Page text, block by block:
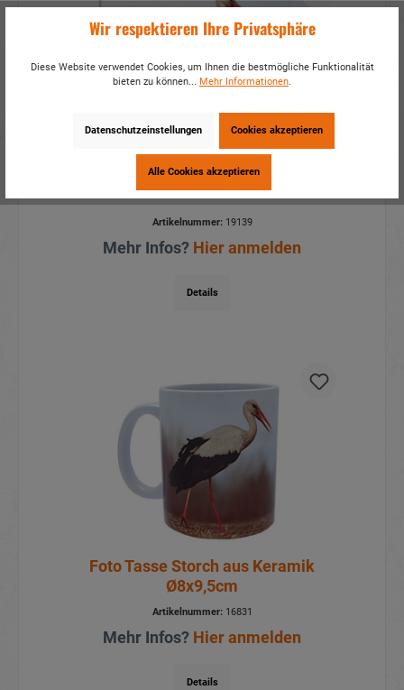
Foto Magnet Storch 8x5,5cm
Artikelnummer:19139
Mehr Infos? Hier anmelden
Details
Foto Tasse Storch aus Keramik
Ø8x9,5cm
Artikelnummer:16831
Mehr Infos? Hier anmelden
Details
Wir respektieren Ihre Privatsphäre
Diese Website verwendet Cookies, um Ihnen die bestmögliche Funktionalität
bieten zu können... Mehr Informationen.
Datenschutzeinstellungen Cookies akzeptieren
Alle Cookies akzeptieren